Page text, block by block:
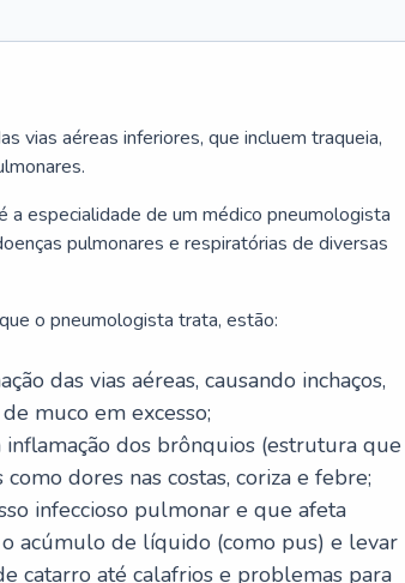
vias aéreas inferiores, que incluem traqueia,
a especialidade de um médico pneumologista
pulmonares e respiratórias de diversas
o pneumologista trata, estão:
das vias aéreas, causando inchaços,
muco em excesso;
dos brônquios (estrutura que
dores nas costas, coriza e febre;
infeccioso pulmonar e que afeta
acúmulo de líquido (como pus) e levar
catarro até calafrios e problemas para